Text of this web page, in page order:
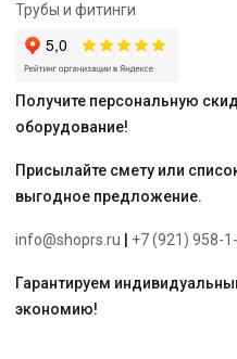
Трубы и фитинги
Получите персональную
оборудование!
Присылайте смету или
выгодное предложение.
info@shoprs.ru +7 (921) 958-
Гарантируем
экономию!